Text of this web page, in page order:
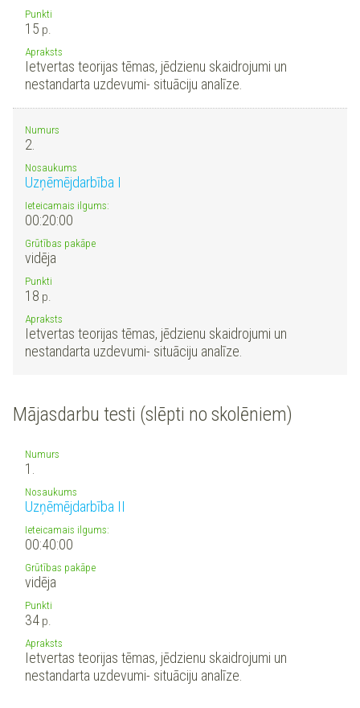
Punkti
15 p.
Apraksts
Ietvertas teorijas tēmas, jēdzienu skaidrojumi un
nestandarta uzdevumi- situāciju analīze.
Numurs
2.
Nosaukums
Uzņēmējdarbība I
Ieteicamais ilgums:
00:20:00
Grūtības pakāpe
vidēja
Punkti
18 p.
Apraksts
Ietvertas teorijas tēmas, jēdzienu skaidrojumi un
nestandarta uzdevumi- situāciju analīze.
Mājasdarbu testi (slēpti no skolēniem)
Numurs
1.
Nosaukums
Uzņēmējdarbība II
Ieteicamais ilgums:
00:40:00
Grūtības pakāpe
vidēja
Punkti
34 p.
Apraksts
Ietvertas teorijas tēmas, jēdzienu skaidrojumi un
nestandarta uzdevumi- situāciju analīze.